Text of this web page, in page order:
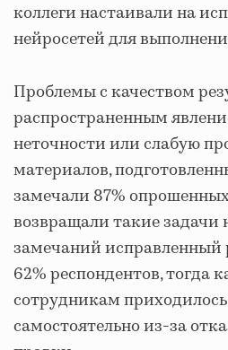
коллеги настаивали на
нейросетей для
Проблемы с качеством
распространенным
неточности или слабую
материалов,
замечали 87%
возвращали такие задачи
замечаний исправленный
62% респондентов, тогда
сотрудникам
самостоятельно из-за